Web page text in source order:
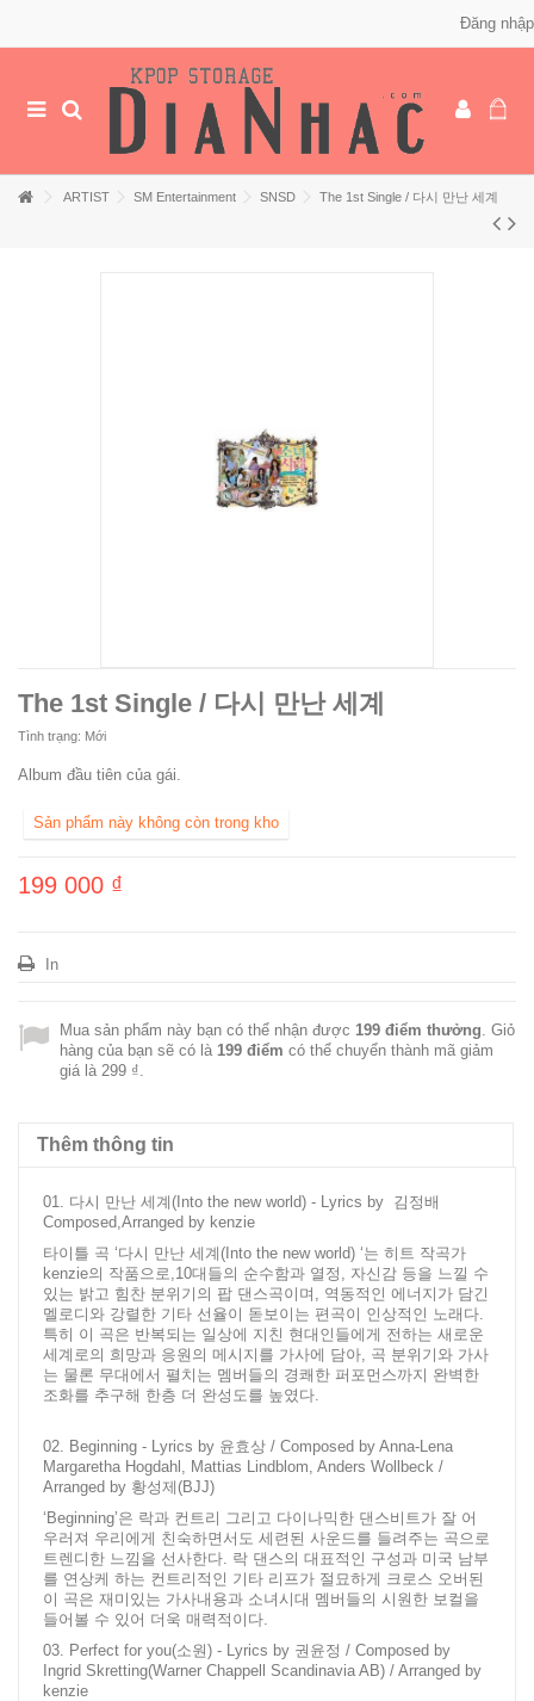
Đăng nhập
ARTIST SM Entertainment SNSD The 1st Single / 다시 만난 세계
The 1st Single / 다시 만난 세계
Tình trạng: Mới
Album đầu tiên của gái.
Sản phẩm này không còn trong kho
199 000 ₫
In
Mua sản phẩm này bạn có thể nhận được 199 điểm thưởng . Giỏ
hàng của bạn sẽ có là 199 điểm có thể chuyển thành mã giảm
giá là 299 ₫
Thêm thông tin
01. 다시 만난 세계(Into the new world) - Lyrics by 김정배
Composed,Arranged by kenzie
타이틀 곡 ‘다시 만난 세계(Into the new world) ‘는 히트 작곡가
kenzie의 작품으로,10대들의 순수함과 열정, 자신감 등을 느낄 수
있는 밝고 힘찬 분위기의 팝 댄스곡이며, 역동적인 에너지가 담긴
멜로디와 강렬한 기타 선율이 돋보이는 편곡이 인상적인 노래다.
특히 이 곡은 반복되는 일상에 지친 현대인들에게 전하는 새로운
세계로의 희망과 응원의 메시지를 가사에 담아, 곡 분위기와 가사
는 물론 무대에서 펼치는 멤버들의 경쾌한 퍼포먼스까지 완벽한
조화를 추구해 한층 더 완성도를 높였다.
02. Beginning - Lyrics by 윤효상 / Composed by Anna-Lena
Margaretha Hogdahl, Mattias Lindblom, Anders Wollbeck /
Arranged by 황성제(BJJ)
‘Beginning’은 락과 컨트리 그리고 다이나믹한 댄스비트가 잘 어
우러져 우리에게 친숙하면서도 세련된 사운드를 들려주는 곡으로
트렌디한 느낌을 선사한다. 락 댄스의 대표적인 구성과 미국 남부
를 연상케 하는 컨트리적인 기타 리프가 절묘하게 크로스 오버된
이 곡은 재미있는 가사내용과 소녀시대 멤버들의 시원한 보컬을
들어볼 수 있어 더욱 매력적이다.
03. Perfect for you(소원) - Lyrics by 권윤정 / Composed by
Ingrid Skretting(Warner Chappell Scandinavia AB) / Arranged by
kenzie